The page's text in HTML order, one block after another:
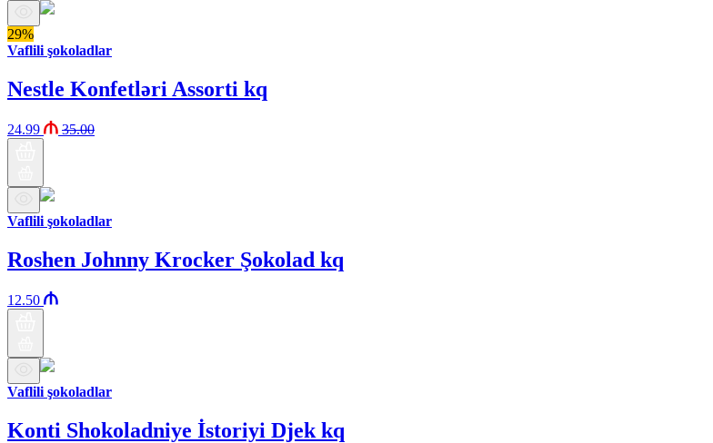
29%
Vaflili şokoladlar
Nestle Konfetləri Assorti kq
24.99 35.00
Vaflili şokoladlar
Roshen Johnny Krocker Şokolad kq
12.50
Vaflili şokoladlar
Konti Shokoladniye İstoriyi Djek kq